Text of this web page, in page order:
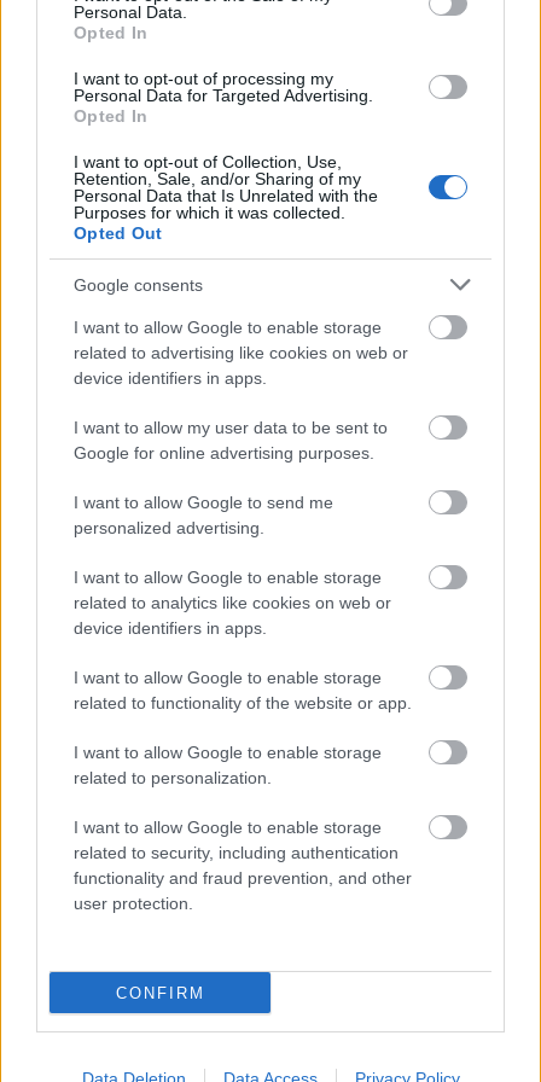
Personal Data.
Opted In
I want to opt-out of processing my
Personal Data for Targeted Advertising.
Opted In
I want to opt-out of Collection, Use,
Retention, Sale, and/or Sharing of my
Personal Data that Is Unrelated with the
Purposes for which it was collected.
Opted Out
Google consents
I want to allow Google to enable storage
related to advertising like cookies on web or
device identifiers in apps.
I want to allow my user data to be sent to
Google for online advertising purposes.
I want to allow Google to send me
personalized advertising.
I want to allow Google to enable storage
related to analytics like cookies on web or
device identifiers in apps.
I want to allow Google to enable storage
related to functionality of the website or app.
I want to allow Google to enable storage
related to personalization.
I want to allow Google to enable storage
related to security, including authentication
functionality and fraud prevention, and other
user protection.
CONFIRM
Resultat, Holmenkollen 10 km,
damer
Moa Ilar
Heidi Weng
Victoria Carl
Ebba Andersson
Therese Johaug
Kompletta resultat hittar du HÄR
MEST LÄSTA
Tagna
på bar
gärni
ng –
diska
2 Hjärt
at
stann
ade
r – nu
är
arriär
3 Progr
amme
t för
kytte
OS i
4 Sveri
ges
lag
5